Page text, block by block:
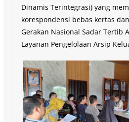
Dinamis Terintegrasi) yang
korespondensi bebas kertas
Gerakan Nasional Sadar Tertib
Layanan Pengelolaan Arsip